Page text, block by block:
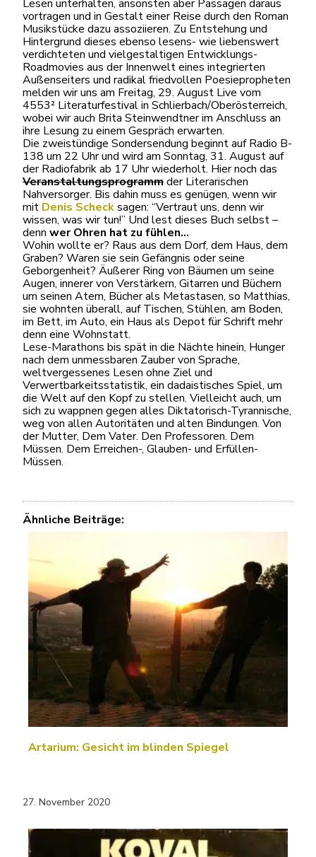
Lesen unterhalten, ansonsten aber Passagen daraus
vortragen und in Gestalt einer Reise durch den Roman
Musikstücke dazu assoziieren. Zu Entstehung und
Hintergrund dieses ebenso lesens- wie liebenswert
verdichteten und vielgestaltigen Entwicklungs-
Roadmovies aus der Innenwelt eines integrierten
Außenseiters und radikal friedvollen Poesiepropheten
melden wir uns am Freitag, 29. August Live vom
4553² Literaturfestival in Schlierbach/Oberösterreich,
wobei wir auch Brita Steinwendtner im Anschluss an
ihre Lesung zu einem Gespräch erwarten.
Die zweistündige Sondersendung beginnt auf Radio B-
138 um 22 Uhr und wird am Sonntag, 31. August auf
der Radiofabrik ab 17 Uhr wiederholt. Hier noch das
Veranstaltungsprogrammder Literarischen
Nahversorger. Bis dahin muss es genügen, wenn wir
mit Denis Schecksagen: “Vertraut uns, denn wir
wissen, was wir tun!” Und lest dieses Buch selbst –
denn wer Ohren hat zu fühlen…
Wohin wollte er? Raus aus dem Dorf, dem Haus, dem
Graben? Waren sie sein Gefängnis oder seine
Geborgenheit? Äußerer Ring von Bäumen um seine
Augen, innerer von Verstärkern, Gitarren und Büchern
um seinen Atem, Bücher als Metastasen, so Matthias,
sie wohnten überall, auf Tischen, Stühlen, am Boden,
im Bett, im Auto, ein Haus als Depot für Schrift mehr
denn eine Wohnstatt.
Lese-Marathons bis spät in die Nächte hinein, Hunger
nach dem unmessbaren Zauber von Sprache,
weltvergessenes Lesen ohne Ziel und
Verwertbarkeitsstatistik, ein dadaistisches Spiel, um
die Welt auf den Kopf zu stellen. Vielleicht auch, um
sich zu wappnen gegen alles Diktatorisch-Tyrannische,
weg von allen Autoritäten und alten Bindungen. Von
der Mutter, Dem Vater. Den Professoren. Dem
Müssen. Dem Erreichen-, Glauben- und Erfüllen-
Müssen.
Ähnliche Beiträge:
Artarium: Gesicht im blinden Spiegel
27. November 2020